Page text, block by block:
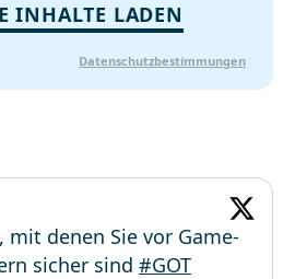
INHALTE LADEN
Datenschutzbestimmungen
mit denen Sie vor Game-
sicher sind #GOT